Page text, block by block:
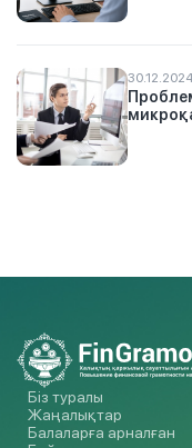
30.12.2024
Біз туралы
Жаңалықтар
Балаларға арналған